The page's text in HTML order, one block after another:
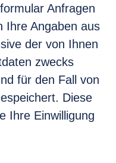
Anfragen
Ihre Angaben aus
der von Ihnen
zwecks
für den Fall von
Diese
Ihre Einwilligung